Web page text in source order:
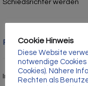
Schiedsrichter werden
Rechtliches
Impressum
Cookie Hinweis
Diese Website
notwendige
Cookies). Nähere
Rechten als